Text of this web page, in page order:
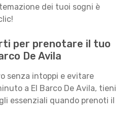
dei tuoi sogni è
per prenotare il tuo
De Avila
senza intoppi e evitare
a El Barco De Avila, tieni
essenziali quando prenoti il